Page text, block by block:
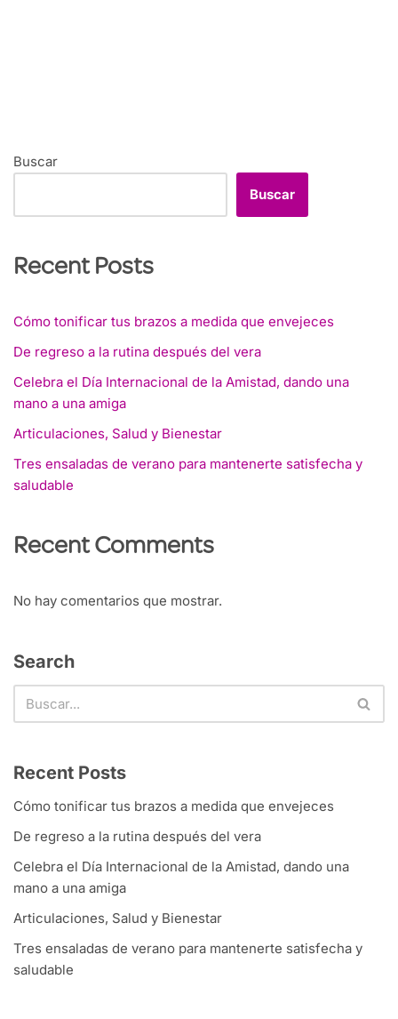
Buscar
Buscar
Recent Posts
Cómo tonificar tus brazos a medida que envejeces
De regreso a la rutina después del vera
Celebra el Día Internacional de la Amistad, dando una
mano a una amiga
Articulaciones, Salud y Bienestar
Tres ensaladas de verano para mantenerte satisfecha y
saludable
Recent Comments
No hay comentarios que mostrar.
Search
Recent Posts
Cómo tonificar tus brazos a medida que envejeces
De regreso a la rutina después del vera
Celebra el Día Internacional de la Amistad, dando una
mano a una amiga
Articulaciones, Salud y Bienestar
Tres ensaladas de verano para mantenerte satisfecha y
saludable